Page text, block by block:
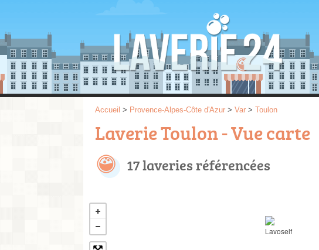
Accueil > Provence-Alpes-Côte d'Azur > Var > Toulon
Laverie Toulon - Vue carte
17 laveries référencées